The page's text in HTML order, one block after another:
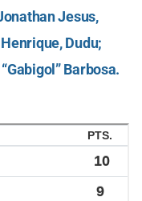
Jesus,
Dudu;
Barbosa.